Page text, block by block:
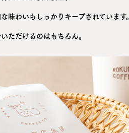
味わいもしっかりキープされています。
ただけるのはもちろん。